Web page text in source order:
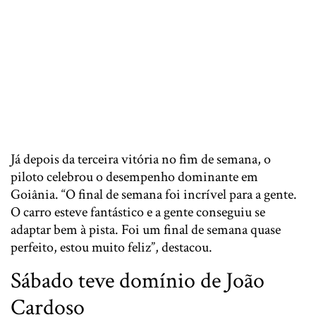
Já depois da terceira vitória no fim de semana, o
piloto celebrou o desempenho dominante em
Goiânia. “O final de semana foi incrível para a gente.
O carro esteve fantástico e a gente conseguiu se
adaptar bem à pista. Foi um final de semana quase
perfeito, estou muito feliz”, destacou.
Sábado teve domínio de João
Cardoso